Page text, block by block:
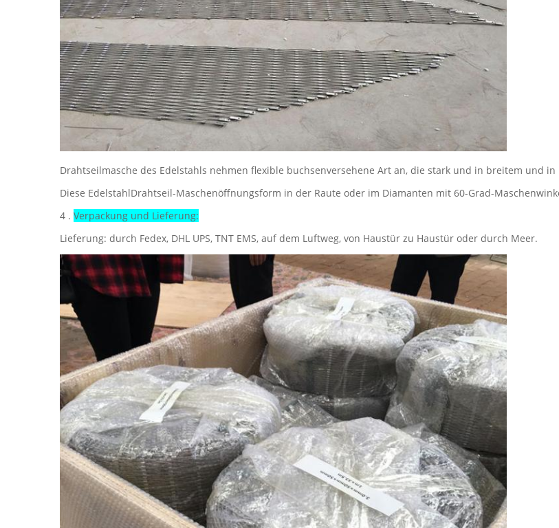
Drahtseilmasche des Edelstahls nehmen flexible buchsenversehene Art an, die stark und in breitem und
Diese EdelstahlDrahtseil-Maschenöffnungsform in der Raute oder im Diamanten mit 60-Grad-
4 . Verpackung und Lieferung:
Lieferung: durch Fedex, DHL UPS, TNT EMS, auf dem Luftweg, von Haustür zu Haustür oder durch Meer.